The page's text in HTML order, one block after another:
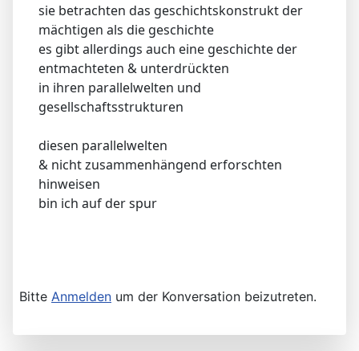
sie betrachten das geschichtskonstrukt der
mächtigen als die geschichte
es gibt allerdings auch eine geschichte der
entmachteten & unterdrückten
in ihren parallelwelten und
gesellschaftsstrukturen
diesen parallelwelten
& nicht zusammenhängend erforschten
hinweisen
bin ich auf der spur
Bitte Anmelden um der Konversation beizutreten.